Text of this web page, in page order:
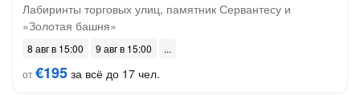
Лабиринты торговых улиц, памятник Сервантесу и
«Золотая башня»
8 авг в 15:00
9 авг в 15:00
от€195 за всё до 17 чел.